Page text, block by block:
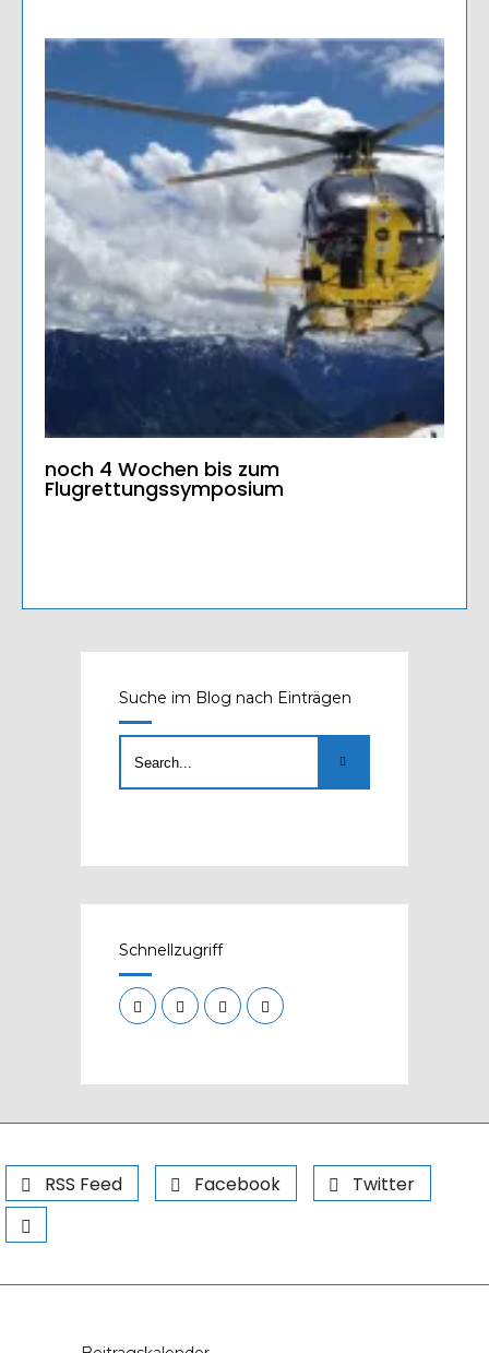
noch 4 Wochen bis zum
Flugrettungssymposium
Suche im Blog nach Einträgen
Schnellzugriff
RSS Feed Facebook Twitter